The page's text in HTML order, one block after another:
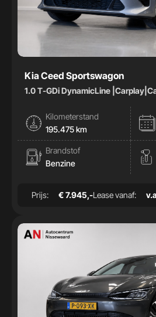
Kia Ceed Sportswagon
1.0 T-GDi DynamicLine
Kilometerstand
195.475 km
Brandstof
Benzine
Prijs: € 7.945,-Lease vanaf: